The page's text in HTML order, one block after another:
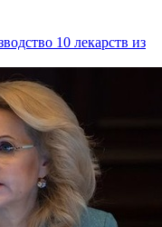
10 лекарств из